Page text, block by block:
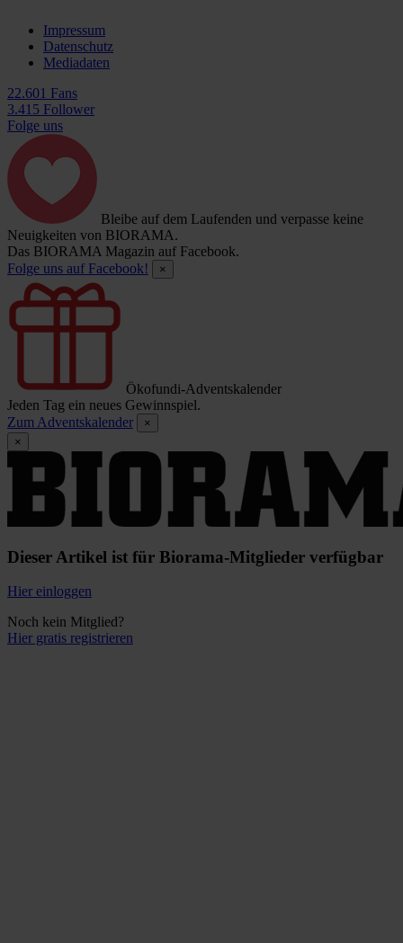
Impressum
Datenschutz
Mediadaten
22.601 Fans
3.415 Follower
Folge uns
Bleibe auf dem Laufenden und verpasse keine
Neuigkeiten von BIORAMA.
Das BIORAMA Magazin auf Facebook.
Folge uns auf Facebook!
×
Ökofundi-Adventskalender
Jeden Tag ein neues Gewinnspiel.
Zum Adventskalender
×
×
Dieser Artikel ist für Biorama-Mitglieder verfügbar
Hier einloggen
Noch kein Mitglied?
Hier gratis registrieren